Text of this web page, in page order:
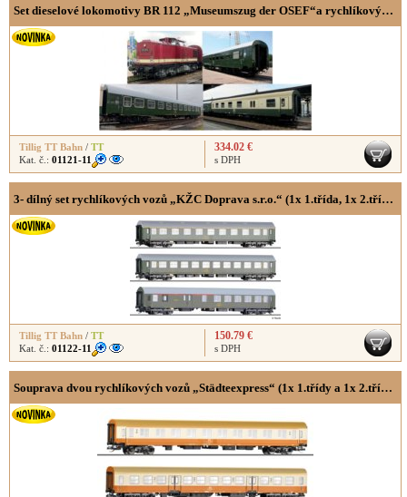
Set dieselové lokomotivy BR 112 „Museumszug der OSEF“a rychlíkových vozů (1x 2. třídy Bghw, 1x 2.třídy se zavazadlovým oddílem BDwsb a 1x 2.třídy typ Y/B 70)
Tillig TT Bahn / TT
Kat. č.: 01121-11
334.02 €
s DPH
3- dílný set rychlíkových vozů „KŽC Doprava s.r.o.“ (1x 1.třída, 1x 2.třída a 1x se zavazadlovým oddílem) einem Reisezugwagen 1. Klasse, einem Reisezugwagen 2. Klasse und einem Reisezugwagen mit Gepäckabteil 2. Klasse, Typ Y/B 70, Ep. VI
Tillig TT Bahn / TT
Kat. č.: 01122-11
150.79 €
s DPH
Souprava dvou rychlíkových vozů „Städteexpress“ (1x 1.třídy a 1x 2.třídy) typ Halberstadt